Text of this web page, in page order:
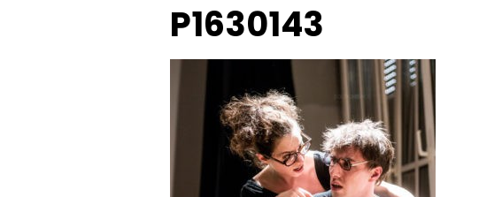
P1630143